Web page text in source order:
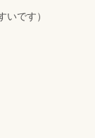
いです）